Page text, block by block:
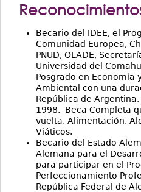
Becario del IDEE, el
Comunidad Europea,
PNUD, OLADE,
Universidad del
Posgrado en Economía
Ambiental con una
República de
1998. Beca Completa
vuelta, Alimentación,
Viáticos.
Becario del Estado
Alemana para el
para participar en el
Perfeccionamiento
República Federal de